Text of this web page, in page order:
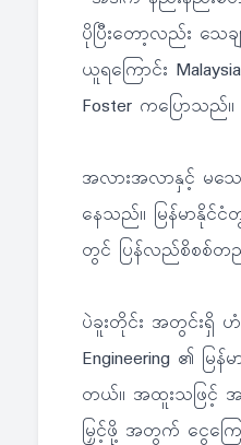
ပိုပြီးတော့လည်း သေ
ယူရကြောင်း
Foster ကပြောသည်။
အလားအလာနှင့် မသေ
နေသည်။ မြန်မာနိုင်
တွင် ပြန်လည်စိစစ်တ
ပဲခူးတိုင်း အတွင်းရှိ
Engineering ၏ မြ
တယ်။ အထူးသဖြင့် အ
မြှင့်ဖို့ အတွက် ငွေကြေ